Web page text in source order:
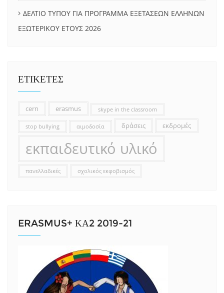
ΔΕΛΤΙΟ ΤΥΠΟΥ ΓΙΑ ΠΡΟΓΡΑΜΜΑ ΕΞΕΤΑΣΕΩΝ ΕΛΛΗΝΩΝ
ΕΞΩΤΕΡΙΚΟΥ ΕΤΟΥΣ 2026
ΕΤΙΚΕΤΕΣ
cern erasmus skype in the classroom
stop bullying αιμοδοσία δράσεις εκδρομές
εκπαιδευτικό υλικό
πανελλαδικές σχολικός εκφοβισμός
ERASMUS+ ΚΑ2 2019-21